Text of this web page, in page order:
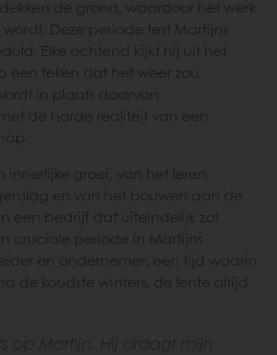
de grond, waardoor het werk
Deze periode test Martijns
Elke ochtend kijkt hij uit het
een teken dat het weer zou
in plaats daarvan
de harde realiteit van een
innerlijke groei, van het leren
en van het bouwen aan de
een bedrijf dat uiteindelijk zal
cruciale periode in Martijns
en ondernemer, een tijd waarin
de koudste winters, de lente altijd
op Martijn. Hij draagt mijn